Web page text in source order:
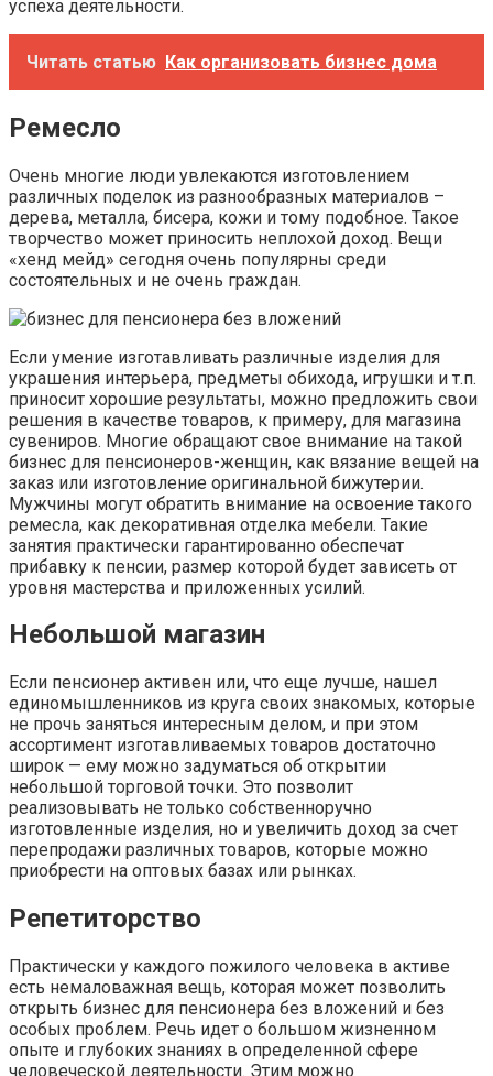
успеха деятельности.
Читать статью Как организовать бизнес дома
Ремесло
Очень многие люди увлекаются изготовлением
различных поделок из разнообразных материалов –
дерева, металла, бисера, кожи и тому подобное. Такое
творчество может приносить неплохой доход. Вещи
«хенд мейд» сегодня очень популярны среди
состоятельных и не очень граждан.
Если умение изготавливать различные изделия для
украшения интерьера, предметы обихода, игрушки и т.п.
приносит хорошие результаты, можно предложить свои
решения в качестве товаров, к примеру, для магазина
сувениров. Многие обращают свое внимание на такой
бизнес для пенсионеров-женщин, как вязание вещей на
заказ или изготовление оригинальной бижутерии.
Мужчины могут обратить внимание на освоение такого
ремесла, как декоративная отделка мебели. Такие
занятия практически гарантированно обеспечат
прибавку к пенсии, размер которой будет зависеть от
уровня мастерства и приложенных усилий.
Небольшой магазин
Если пенсионер активен или, что еще лучше, нашел
единомышленников из круга своих знакомых, которые
не прочь заняться интересным делом, и при этом
ассортимент изготавливаемых товаров достаточно
широк — ему можно задуматься об открытии
небольшой торговой точки. Это позволит
реализовывать не только собственноручно
изготовленные изделия, но и увеличить доход за счет
перепродажи различных товаров, которые можно
приобрести на оптовых базах или рынках.
Репетиторство
Практически у каждого пожилого человека в активе
есть немаловажная вещь, которая может позволить
открыть бизнес для пенсионера без вложений и без
особых проблем. Речь идет о большом жизненном
опыте и глубоких знаниях в определенной сфере
человеческой деятельности. Этим можно